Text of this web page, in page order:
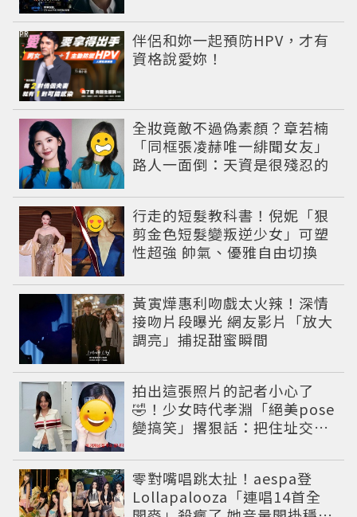
伴侶和妳一起預防HPV，才有
資格說愛妳！
PR
全妝竟敵不過偽素顏？章若楠
「同框張凌赫唯一緋聞女友」
路人一面倒：天資是很殘忍的
行走的短髮教科書！倪妮「狠
剪金色短髮變叛逆少女」可塑
性超強 帥氣、優雅自由切換
黃寅燁惠利吻戲太火辣！深情
接吻片段曝光 網友影片「放大
調亮」捕捉甜蜜瞬間
拍出這張照片的記者小心了
🤣！少女時代孝淵「絕美pose
變搞笑」撂狠話：把住址交出
零對嘴唱跳太扯！aespa登
Lollapalooza「連唱14首全